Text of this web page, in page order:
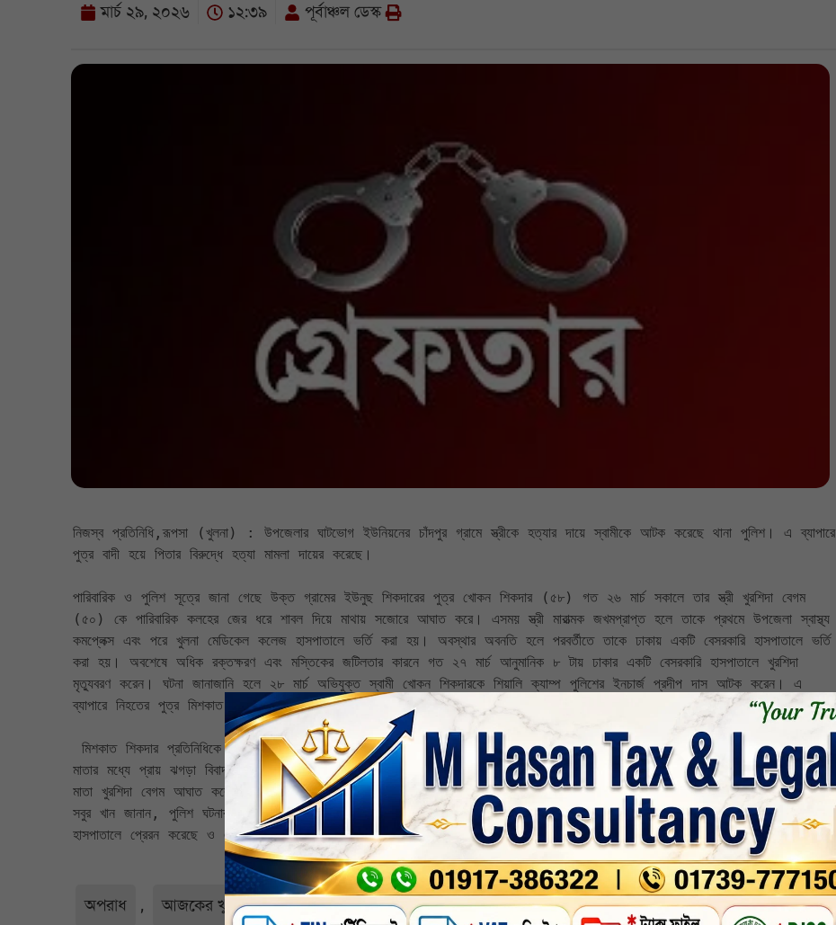
মার্চ ২৯, ২০২৬ ১২:৩৯ পূর্বাঞ্চল ডেস্ক
নিজস্ব প্রতিনিধি,রূপসা (খুলনা) : উপজেলার ঘাটভোগ ইউনিয়নের চাঁদপুর গ্রামে স্ত্রীকে হত্যার দায়ে স্বামীকে আটক করেছে থানা পুলিশ। এ ব্যাপারে
পুত্র বাদী হয়ে পিতার বিরুদ্ধে হত্যা মামলা দায়ের করেছে।
পারিবারিক ও পুলিশ সূত্রে জানা গেছে উক্ত গ্রামের ইউনুছ শিকদারের পুত্র খোকন শিকদার (৫৮) গত ২৬ মার্চ সকালে তার স্ত্রী খুরশিদা বেগম
(৫০) কে পারিবারিক কলহের জের ধরে শাবল দিয়ে মাথায় সজোরে আঘাত করে। এসময় স্ত্রী মারাত্মক জখমপ্রাপ্ত হলে তাকে প্রথমে উপজেলা স্বাস্থ্য
কমপ্লেক্স এবং পরে খুলনা মেডিকেল কলেজ হাসপাতালে ভর্তি করা হয়। অবস্থার অবনতি হলে পরবর্তীতে তাকে ঢাকায় একটি বেসরকারি হাসপাতালে ভর্তি
করা হয়। অবশেষে অধিক রক্তক্ষরণ এবং মস্তিকের জটিলতার কারনে গত ২৭ মার্চ আনুমানিক ৮ টায় ঢাকার একটি বেসরকারি হাসপাতালে খুরশিদা
মৃত্যুবরণ করেন। ঘটনা জানাজানি হলে ২৮ মার্চ অভিযুক্ত স্বামী খোকন শিকদারকে শিয়ালি ক্যাম্প পুলিশের ইনচার্জ প্রদীপ দাস আটক করেন। এ
ব্যাপারে নিহতের পুত্র মিশকাত শিকদার বাদী হয়ে তার পিতার বিরুদ্ধে এ হত্যা মামলা দায়ের করেন।
মাতার মধ্যে প্রায় ঝগড়া বিবাদ লেগে থাকত। গত ২৬ মার্চ সকালে আবারও বিবাদের সৃষ্টি হলে এক পর্যায়ে ঘরে থাকা শাবল দিয়ে পিতা খোকন শিকদার
মাতা খুরশিদা বেগম আঘাত করে এবং পরে ঢাকায় চিকিৎসাধীন অবস্থায় মৃত্যুবরন করেন।এ ব্যাপারে থানা পুলিশ পরিদর্শক (তদন্ত) মোহাম্মদ আব্দুস
সবুর খান জানান, পুলিশ ঘটনার সাথে জড়িত খোকন শিকদারকে আটক করেছে এবং লাশ উদ্ধার করে ময়নাতদন্তের জন্য খুলনা মেডিকেল কলেজ
হাসপাতালে প্রেরন করেছে ও এ ঘটনায় থানায় হত্যা মামলা দায়ের হয়েছে।
অপরাধ , আজকের খুলনা , আঞ্চলিক , খুলনা , খুলনা জেলা , নারী ও শিশু , নির্বাচিত , সর্বশেষ ,